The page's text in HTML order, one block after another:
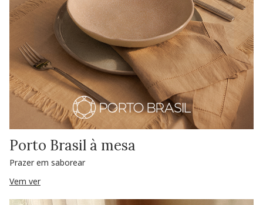
Porto Brasil à mesa
Prazer em saborear
Vem ver